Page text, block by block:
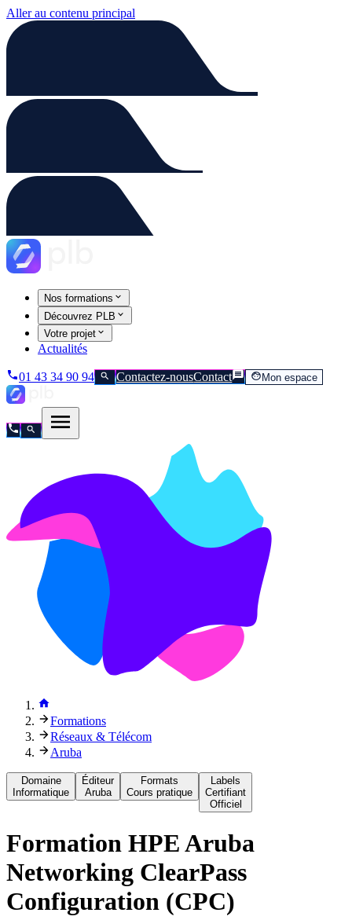
Aller au contenu principal
Nos formations
Découvrez PLB
Votre projet
Actualités
01 43 34 90 94 Contactez-nousContact Mon espace
Formations
Réseaux & Télécom
Aruba
Domaine
Informatique
Éditeur
Aruba
Formats
Cours pratique
Labels
Certifiant
Officiel
Formation HPE Aruba
Networking ClearPass
Configuration (CPC)